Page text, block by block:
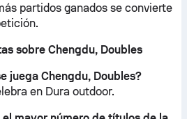
partidos ganados se convierte
sobre Chengdu, Doubles
juega Chengdu, Doubles?
en Dura outdoor.